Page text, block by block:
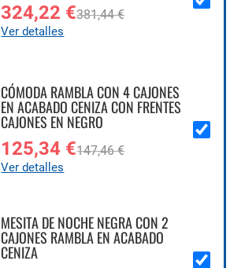
324,22 €381,44 €
Ver detalles
CÓMODA RAMBLA CON 4 CAJONES
EN ACABADO CENIZA CON FRENTES
CAJONES EN NEGRO
125,34 €147,46 €
Ver detalles
MESITA DE NOCHE NEGRA CON 2
CAJONES RAMBLA EN ACABADO
CENIZA